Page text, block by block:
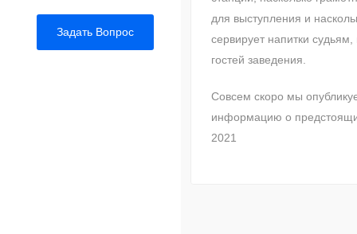
Задать Вопрос
для выступления и
сервирует напитки
гостей заведения.
Совсем скоро мы
информацию о
2021